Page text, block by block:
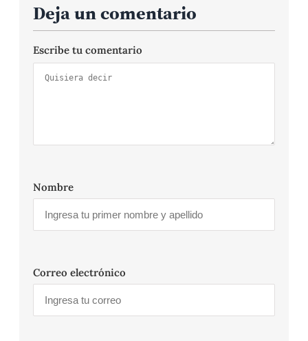
Deja un comentario
Escribe tu comentario
Nombre
Correo electrónico